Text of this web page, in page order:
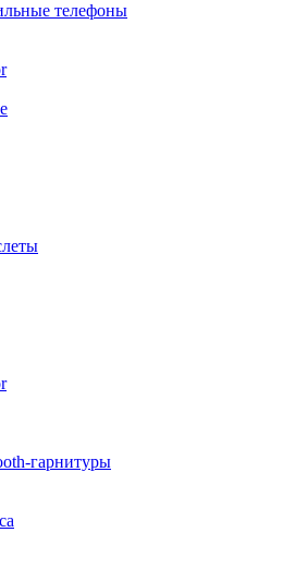
телефоны
гарнитуры